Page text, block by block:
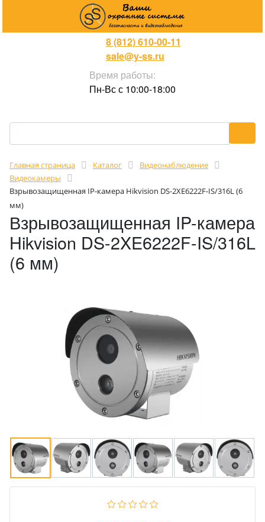
8 (812) 610-00-11
sale@y-ss.ru
Время работы:
Пн-Вс с 10:00-18:00
Главная страница Каталог
Видеонаблюдение
Видеокамеры
Взрывозащищенная IP-камера Hikvision DS-2XE6222F-IS/316L (6
мм)
Взрывозащищенная IP-камера
Hikvision DS-2XE6222F-IS/316L
(6 мм)